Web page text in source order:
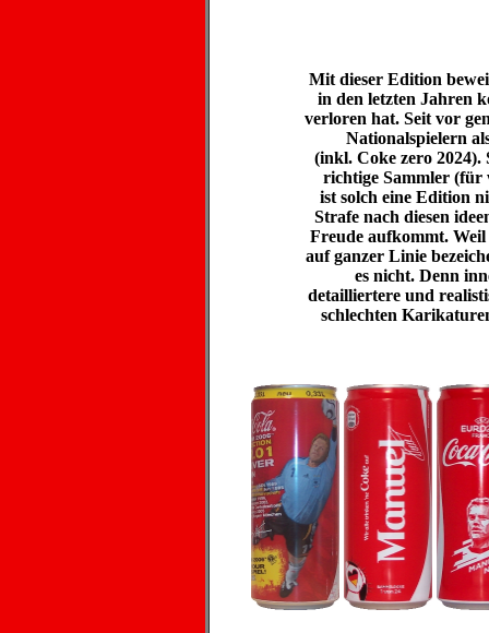
Mit dieser Edition
in den letzten Jahren
verloren hat. Seit vor
Nationalspielern
(inkl. Coke zero
richtige Sammler (für
ist solch eine Edition
Strafe nach diesen
Freude aufkommt.
auf ganzer Linie
es nicht. Denn
detailliertere und
schlechten